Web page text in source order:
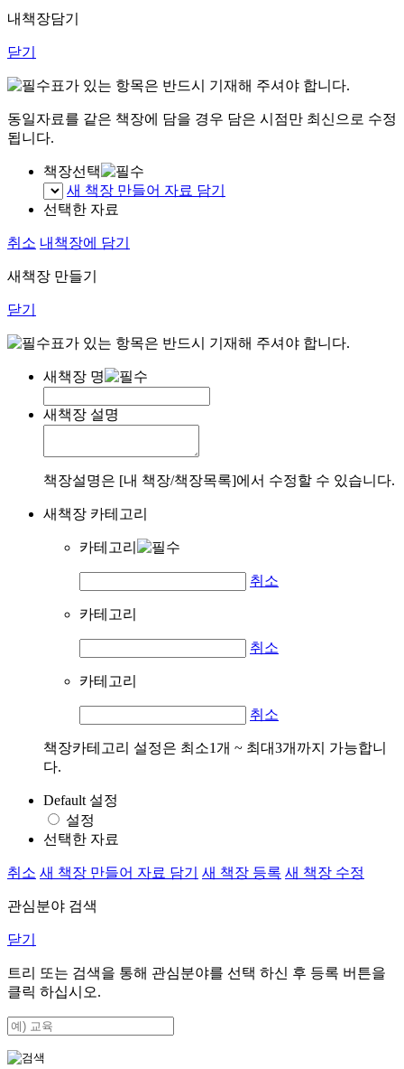
내책장담기
닫기
표가 있는 항목은 반드시 기재해 주셔야 합니다.
동일자료를 같은 책장에 담을 경우 담은 시점만 최신으로 수정
됩니다.
책장선택
새 책장 만들어 자료 담기
선택한 자료
취소 내책장에 담기
새책장 만들기
닫기
표가 있는 항목은 반드시 기재해 주셔야 합니다.
새책장 명
새책장 설명
책장설명은 [내 책장/책장목록]에서 수정할 수 있습니다.
새책장 카테고리
카테고리
취소
카테고리
취소
카테고리
취소
책장카테고리 설정은 최소1개 ~ 최대3개까지 가능합니
다.
Default 설정
설정
선택한 자료
취소 새 책장 만들어 자료 담기 새 책장 등록 새 책장 수정
관심분야 검색
닫기
트리 또는 검색을 통해 관심분야를 선택 하신 후 등록 버튼을
클릭 하십시오.